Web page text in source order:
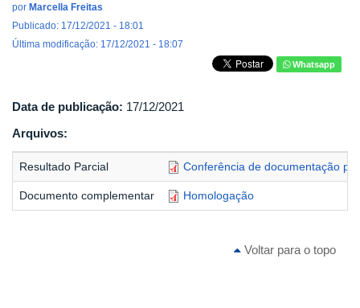
por Marcella Freitas
Publicado: 17/12/2021 - 18:01
Última modificação: 17/12/2021 - 18:07
Whatsapp
Data de publicação: 17/12/2021
Arquivos:
Resultado Parcial Conferência de documentação
Documento complementar Homologação
Voltar para o topo